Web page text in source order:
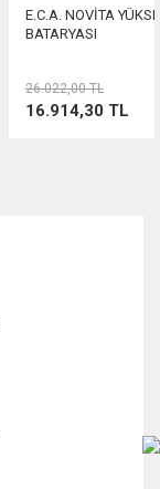
E.C.A. NOVİTA
BATARYASI
16.914,30 TL
26.022,00 TL